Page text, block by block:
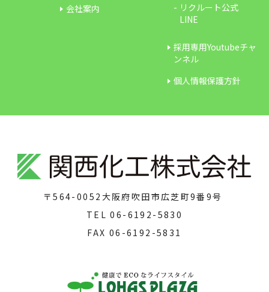
会社案内
リクルート公式
LINE
採用専用Youtubeチャ
ンネル
個人情報保護方針
〒564-0052 大阪府吹田市広芝町9番9号
TEL06-6192-5830
FAX 06-6192-5831